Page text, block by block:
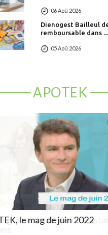
06 Aoû 2026
Dienogest Bailleul
remboursable dans ...
05 Aoû 2026
APOTEK
le mag de juin 2022